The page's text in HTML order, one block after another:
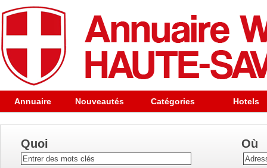
Annuaire Nouveautés Catégories Hotels
Quoi Où